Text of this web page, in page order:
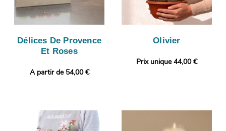
Délices De Provence
Et Roses
A partir de 54,00 €
Olivier
Prix unique 44,00 €